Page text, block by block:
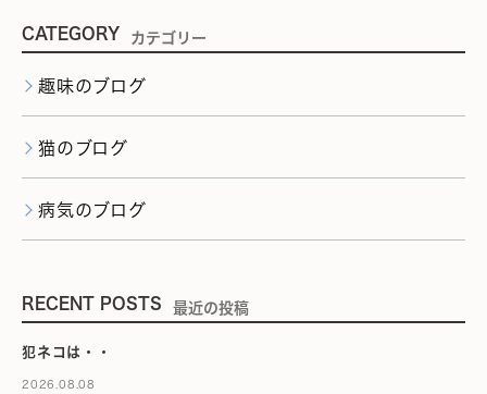
CATEGORY カテゴリー
趣味のブログ
猫のブログ
病気のブログ
RECENT POSTS 最近の投稿
犯ネコは・・
2026.08.08